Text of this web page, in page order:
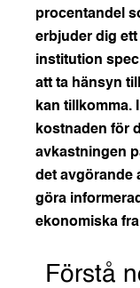
procentandel
erbjuder dig ett
institution
att ta hänsyn
kan tillkomma.
kostnaden för
avkastningen
det avgörande
göra
ekonomiska
Förstå